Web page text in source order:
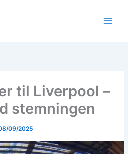
til Liverpool –
stemningen
09/2025